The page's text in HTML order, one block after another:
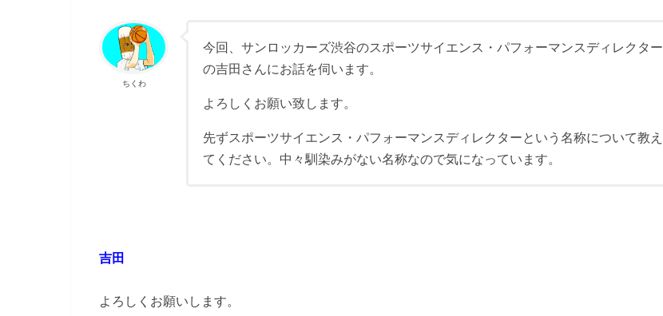
ちくわ
今回、サンロッカーズ渋谷のスポーツサイエンス・パフォーマンスディレクター
の吉田さんにお話を伺います。
よろしくお願い致します。
先ずスポーツサイエンス・パフォーマンスディレクターという名称について教え
てください。中々馴染みがない名称なので気になっています。
吉田
よろしくお願いします。